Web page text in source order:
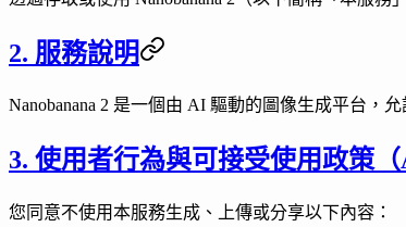
2. 服務說明
Nanobanana 2 是一個由 AI 驅動的圖像生成平台，
3. 使用者行為與可接受使用政策（
您同意不使用本服務生成、上傳或分享以下內容：